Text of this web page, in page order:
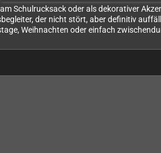
Schulrucksack oder als dekorativer
der nicht stört, aber definitiv
Weihnachten oder einfach